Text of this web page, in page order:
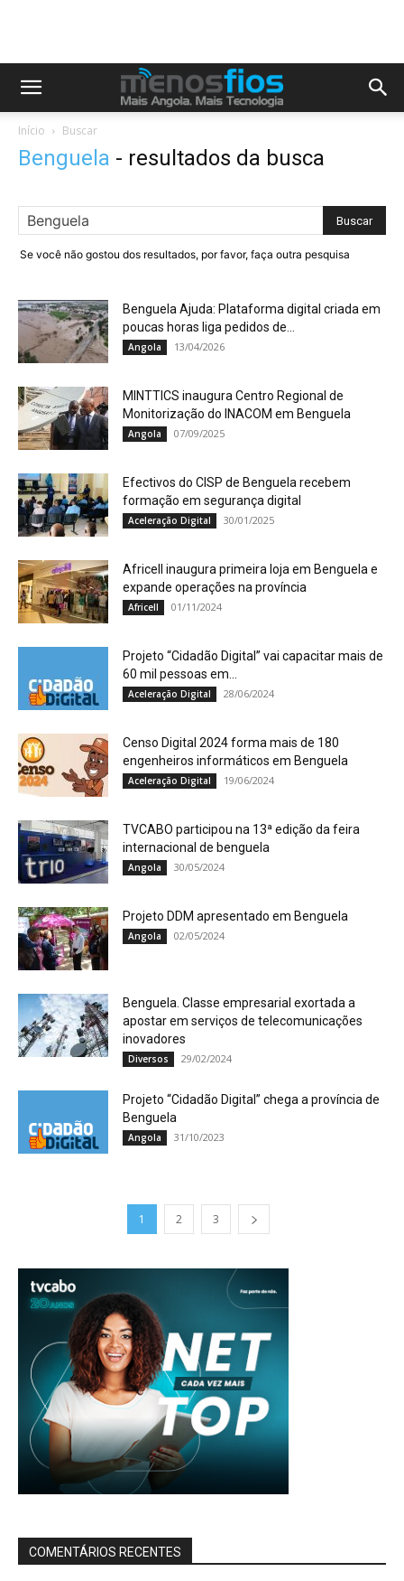
Início Buscar
Benguela - resultados da busca
Se você não gostou dos resultados, por favor, faça outra pesquisa
Benguela Ajuda: Plataforma digital criada em
poucas horas liga pedidos de...
Angola 13/04/2026
MINTTICS inaugura Centro Regional de
Monitorização do INACOM em Benguela
Angola 07/09/2025
Efectivos do CISP de Benguela recebem
formação em segurança digital
Aceleração Digital 30/01/2025
Africell inaugura primeira loja em Benguela e
expande operações na província
Africell 01/11/2024
Projeto “Cidadão Digital” vai capacitar mais de
60 mil pessoas em...
Aceleração Digital 28/06/2024
Censo Digital 2024 forma mais de 180
engenheiros informáticos em Benguela
Aceleração Digital 19/06/2024
TVCABO participou na 13ª edição da feira
internacional de benguela
Angola 30/05/2024
Projeto DDM apresentado em Benguela
Angola 02/05/2024
Benguela. Classe empresarial exortada a
apostar em serviços de telecomunicações
inovadores
Diversos 29/02/2024
Projeto “Cidadão Digital” chega a província de
Benguela
Angola 31/10/2023
1 2 3
COMENTÁRIOS RECENTES